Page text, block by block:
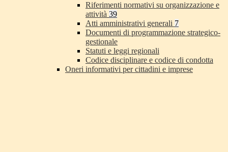
Riferimenti normativi su organizzazione e
attività 39
Atti amministrativi generali 7
Documenti di programmazione strategico-
gestionale
Statuti e leggi regionali
Codice disciplinare e codice di condotta
Oneri informativi per cittadini e imprese